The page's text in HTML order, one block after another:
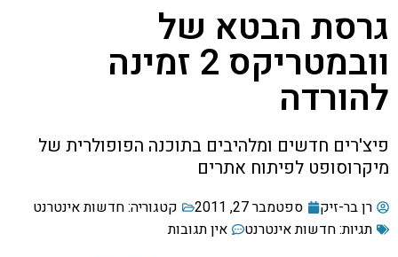
גרסת הבטא של
וובמטריקס 2 זמינה
להורדה
פיצ'רים חדשים ומלהיבים בתוכנה הפופולרית של
מיקרוסופט לפיתוח אתרים
רן בר-זיק ספטמבר 27, 2011 קטגוריה:חדשות אינטרנט
תגיות:חדשות אינטרנט
אין תגובות